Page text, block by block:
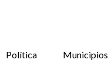
Política Municipios